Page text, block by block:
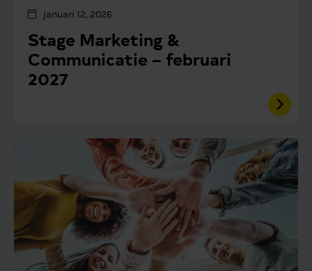
januari 12, 2026
Stage Marketing &
Communicatie – februari
2027